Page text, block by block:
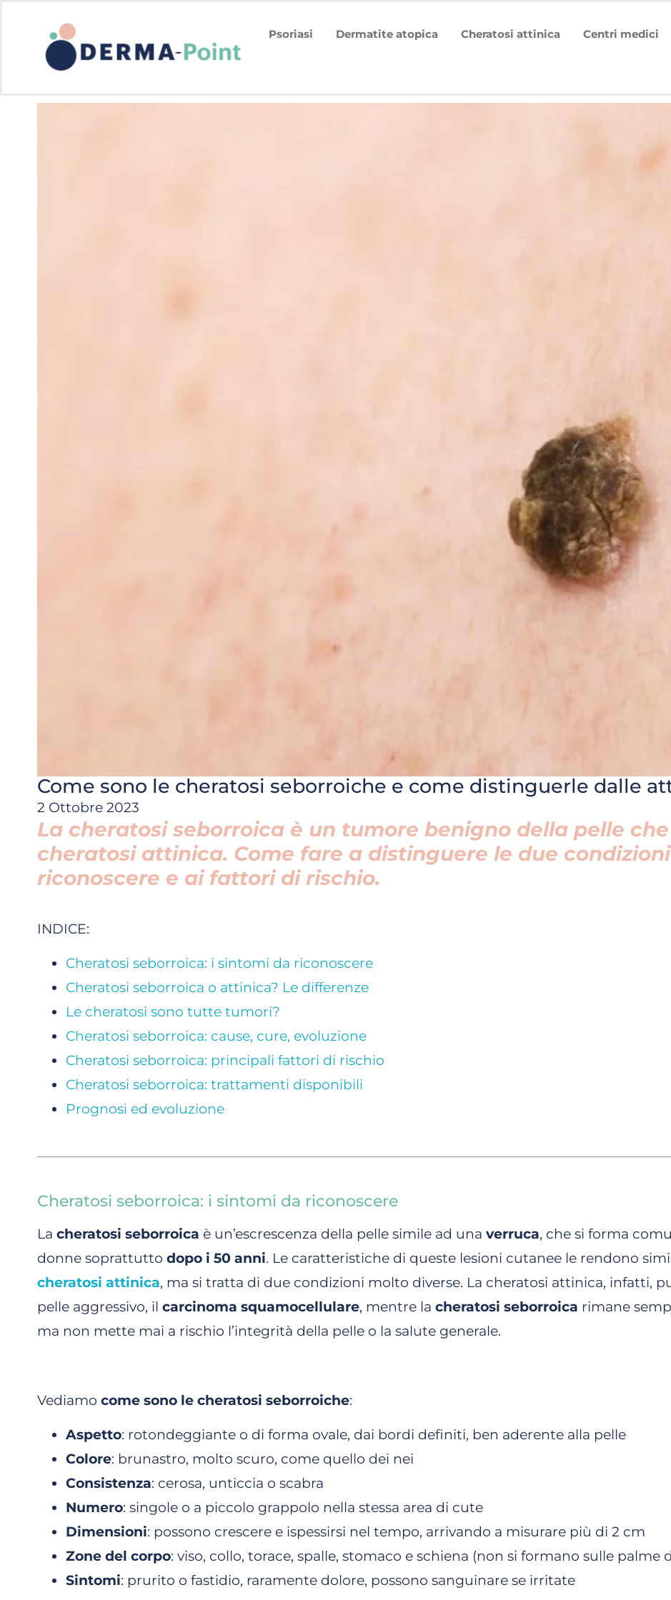
Psoriasi Dermatite atopica Cheratosi attinica Centri medici
Come sono le cheratosi seborroiche e come distinguerle dalle
2 Ottobre 2023
La cheratosi seborroica è un tumore benigno della pelle
cheratosi attinica. Come fare a distinguere le due
riconoscere e ai fattori di rischio.
INDICE:
Cheratosi seborroica: i sintomi da riconoscere
Cheratosi seborroica o attinica? Le differenze
Le cheratosi sono tutte tumori?
Cheratosi seborroica: cause, cure, evoluzione
Cheratosi seborroica: principali fattori di rischio
Cheratosi seborroica: trattamenti disponibili
Prognosi ed evoluzione
Cheratosi seborroica: i sintomi da riconoscere
La cheratosi seborroica è un’escrescenza della pelle simile ad una verruca, che si forma
donne soprattutto dopo i 50 anni. Le caratteristiche di queste lesioni cutanee le rendono
cheratosi attinica, ma si tratta di due condizioni molto diverse. La cheratosi attinica, infatti,
pelle aggressivo, il carcinoma squamocellulare, mentre la cheratosi seborroica rimane
ma non mette mai a rischio l’integrità della pelle o la salute generale.
Vediamo come sono le cheratosi seborroiche:
Aspetto: rotondeggiante o di forma ovale, dai bordi definiti, ben aderente alla pelle
Colore: brunastro, molto scuro, come quello dei nei
Consistenza: cerosa, unticcia o scabra
Numero: singole o a piccolo grappolo nella stessa area di cute
Dimensioni: possono crescere e ispessirsi nel tempo, arrivando a misurare più di 2 cm
Zone del corpo: viso, collo, torace, spalle, stomaco e schiena (non si formano sulle palme
Sintomi: prurito o fastidio, raramente dolore, possono sanguinare se irritate